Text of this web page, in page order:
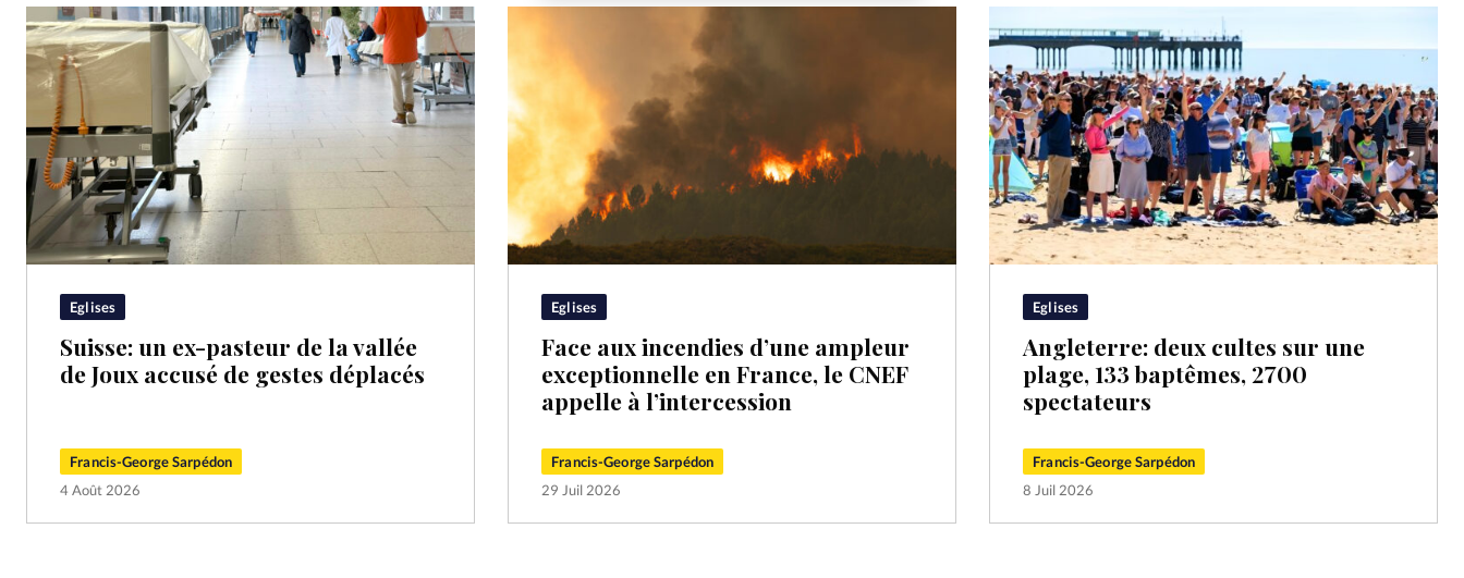
Eglises
Suisse: un ex-pasteur de la vallée
de Joux accusé de gestes déplacés
Francis-George Sarpédon
4 Août 2026
Eglises
Face aux incendies d’une ampleur
exceptionnelle en France, le CNEF
appelle à l’intercession
Francis-George Sarpédon
29 Juil 2026
Eglises
Angleterre: deux cultes sur une
plage, 133 baptêmes, 2700
spectateurs
Francis-George Sarpédon
8 Juil 2026